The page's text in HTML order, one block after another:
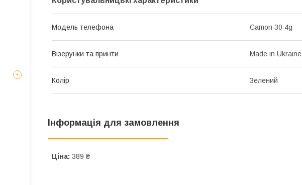
Модель телефона Camon 30 4g
Візерунки та принти Made in Ukraine
Колір Зелений
Інформація для замовлення
Ціна: 389 ₴